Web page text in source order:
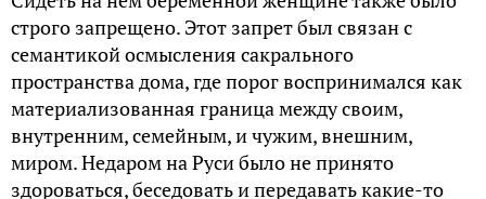
строго запрещено. Этот запрет был связан с
семантикой осмысления сакрального
пространства дома, где порог воспринимался как
материализованная граница между своим,
внутренним, семейным, и чужим, внешним,
миром. Недаром на Руси было не принято
здороваться, беседовать и передавать какие-то